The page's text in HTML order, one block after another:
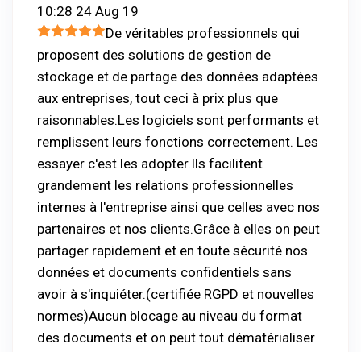
10:28 24 Aug 19
De véritables professionnels qui
proposent des solutions de gestion de
stockage et de partage des données adaptées
aux entreprises, tout ceci à prix plus que
raisonnables.Les logiciels sont performants et
remplissent leurs fonctions correctement. Les
essayer c'est les adopter.Ils facilitent
grandement les relations professionnelles
internes à l'entreprise ainsi que celles avec nos
partenaires et nos clients.Grâce à elles on peut
partager rapidement et en toute sécurité nos
données et documents confidentiels sans
avoir à s'inquiéter.(certifiée RGPD et nouvelles
normes)Aucun blocage au niveau du format
des documents et on peut tout dématérialiser